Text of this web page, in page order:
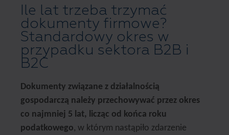
Ile lat trzeba trzymać
dokumenty firmowe?
Standardowy okres w
przypadku sektora B2B i
B2C
Dokumenty związane z działalnością
gospodarczą należy przechowywać przez okres
co najmniej 5 lat, licząc od końca roku
podatkowego, w którym nastąpiło zdarzenie